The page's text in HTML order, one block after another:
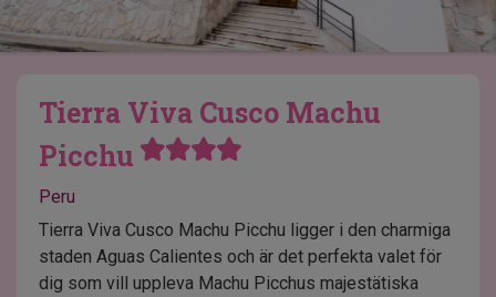
Tierra Viva Cusco Machu
Picchu
Peru
Tierra Viva Cusco Machu Picchu ligger i den charmiga
staden Aguas Calientes och är det perfekta valet för
dig som vill uppleva Machu Picchus majestätiska